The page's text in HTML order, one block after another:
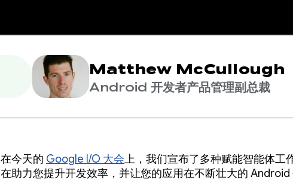
Matthew McCullough
Android 开发者产品管理副总裁
在今天的 Google I/O 大会上，我们宣布了多种赋能智能体工
在助力您提升开发效率，并让您的应用在不断壮大的 Android